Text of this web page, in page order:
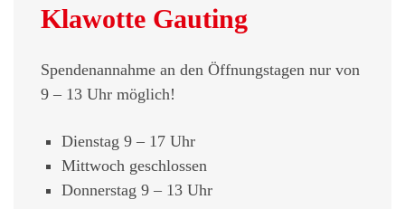
Klawotte Gauting
Spendenannahme an den Öffnungstagen nur von
9 – 13 Uhr möglich!
Dienstag 9 – 17 Uhr
Mittwoch geschlossen
Donnerstag 9 – 13 Uhr